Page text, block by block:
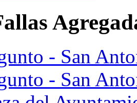
- San
- San